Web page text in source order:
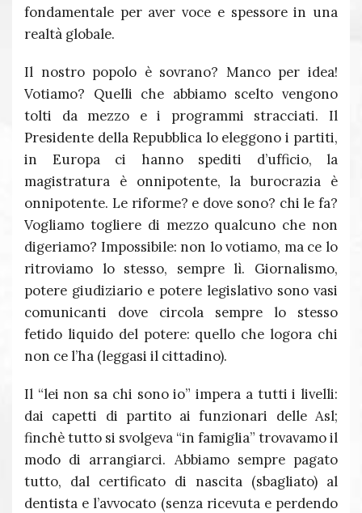
fondamentale per aver voce e spessore in una
realtà globale.
Il nostro popolo è sovrano? Manco per idea!
Votiamo? Quelli che abbiamo scelto vengono
tolti da mezzo e i programmi stracciati. Il
Presidente della Repubblica lo eleggono i partiti,
in Europa ci hanno spediti d’ufficio, la
magistratura è onnipotente, la burocrazia è
onnipotente. Le riforme? e dove sono? chi le fa?
Vogliamo togliere di mezzo qualcuno che non
digeriamo? Impossibile: non lo votiamo, ma ce lo
ritroviamo lo stesso, sempre lì. Giornalismo,
potere giudiziario e potere legislativo sono vasi
comunicanti dove circola sempre lo stesso
fetido liquido del potere: quello che logora chi
non ce l’ha (leggasi il cittadino).
Il “lei non sa chi sono io” impera a tutti i livelli:
dai capetti di partito ai funzionari delle Asl;
finchè tutto si svolgeva “in famiglia” trovavamo il
modo di arrangiarci. Abbiamo sempre pagato
tutto, dal certificato di nascita (sbagliato) al
dentista e l’avvocato (senza ricevuta e perdendo